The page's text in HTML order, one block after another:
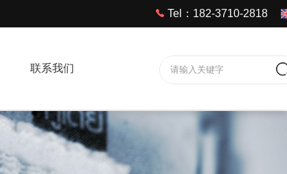
Tel：182-3710-2818
联系我们